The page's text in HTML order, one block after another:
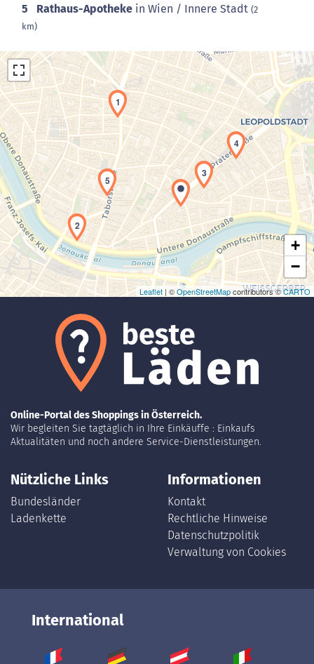
5 Rathaus-Apotheke in Wien / Innere Stadt (2
km)
Laden der Karte...
1
2
3
4
5
+
−
Leaflet | ©OpenStreetMapcontributors ©CARTO
Online-Portal des Shoppings in Österreich.
Wir begleiten Sie tagtäglich in Ihre Einkäuffe : Einkaufs
Aktualitäten und noch andere Service-Dienstleistungen.
Nützliche Links
Bundesländer
Ladenkette
Informationen
Kontakt
Rechtliche Hinweise
Datenschutzpolitik
Verwaltung von Cookies
International